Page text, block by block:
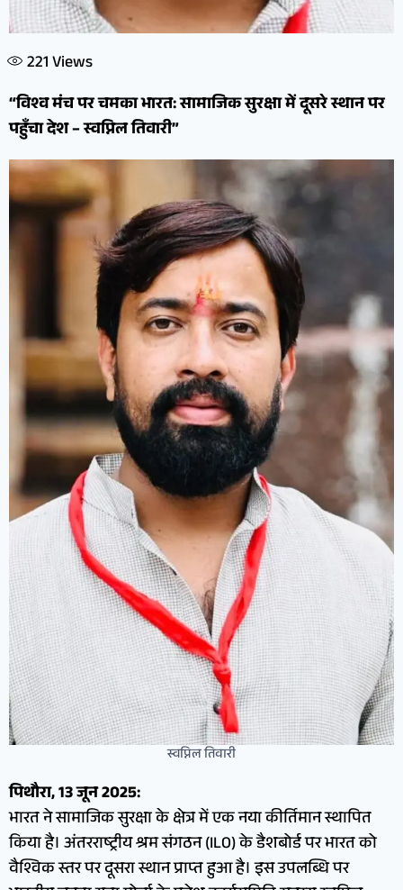
221Views
“विश्व मंच पर चमका भारत: सामाजिक सुरक्षा में दूसरे स्थान पर
पहुँचा देश – स्वप्निल तिवारी”
स्वप्निल तिवारी
पिथौरा, 13 जून 2025:
भारत ने सामाजिक सुरक्षा के क्षेत्र में एक नया कीर्तिमान स्थापित
किया है। अंतरराष्ट्रीय श्रम संगठन (ILO) के डैशबोर्ड पर भारत को
वैश्विक स्तर पर दूसरा स्थान प्राप्त हुआ है। इस उपलब्धि पर